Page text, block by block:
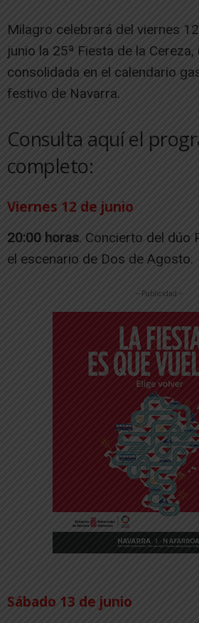
Milagro celebrará del viernes
junio la 25ª Fiesta de la Cereza,
consolidada en el calendario
festivo de Navarra.
Consulta aquí el
completo:
Viernes 12 de junio
20:00 horas. Concierto del dúo
el escenario de Dos de Agosto.
-- Publicidad --
Sábado 13 de junio